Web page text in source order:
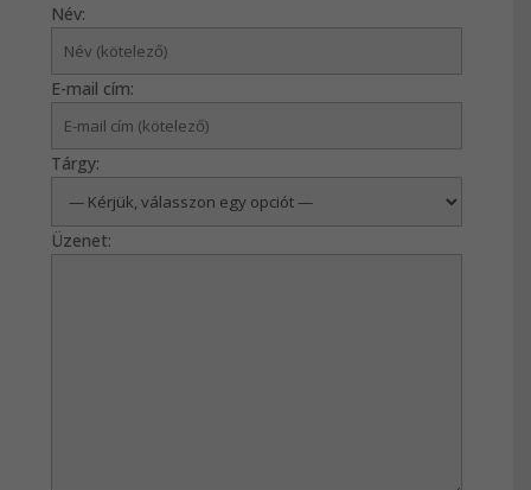
Név:
E-mail cím:
Tárgy:
Üzenet: